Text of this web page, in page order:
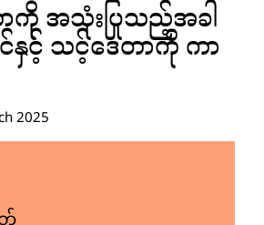
ကို အသုံးပြုသည့်အခါ
င့် သင့်ဒေတာကို ကာ
2025